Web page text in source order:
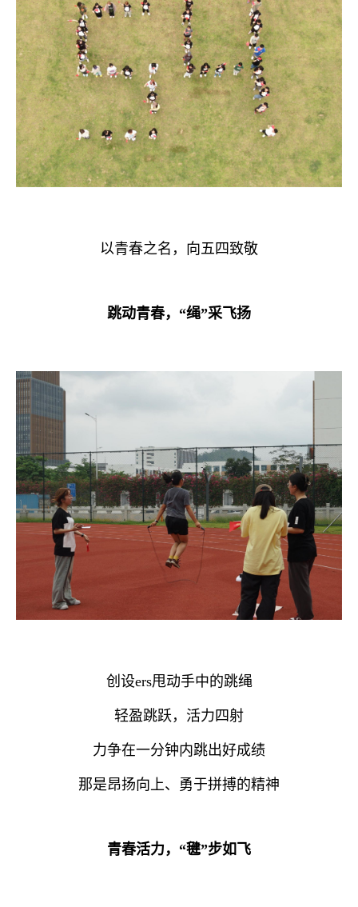
以青春之名，向五四致敬
跳动青春，“绳”采飞扬
创设ers甩动手中的跳绳
轻盈跳跃，活力四射
力争在一分钟内跳出好成绩
那是昂扬向上、勇于拼搏的精神
青春活力，“毽”步如飞